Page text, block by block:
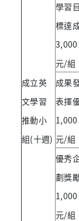
成立英
文學習
推動小
組(十週)
學習目
標達
3,000
元/組
成果
表擇
1,000
元/組
優秀
劃獎
1,000
元/組